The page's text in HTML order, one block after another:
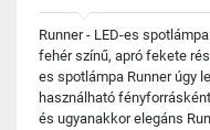
Runner - LED-es
fehér színű, apró fekete
es spotlámpa Runner úgy
használható
és ugyanakkor elegáns